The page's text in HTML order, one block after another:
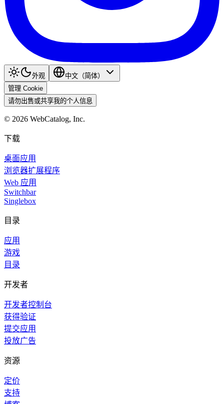
外观
中文（简体）
管理 Cookie
请勿出售或共享我的个人信息
© 2026 WebCatalog, Inc.
下载
桌面应用
浏览器扩展程序
Web 应用
Switchbar
Singlebox
目录
应用
游戏
目录
开发者
开发者控制台
获得验证
提交应用
投放广告
资源
定价
支持